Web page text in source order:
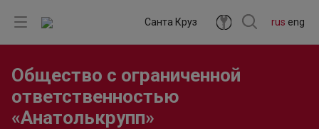
rus eng
Санта Круз
Общество с ограниченной
ответственностью
«Анатолькрупп»